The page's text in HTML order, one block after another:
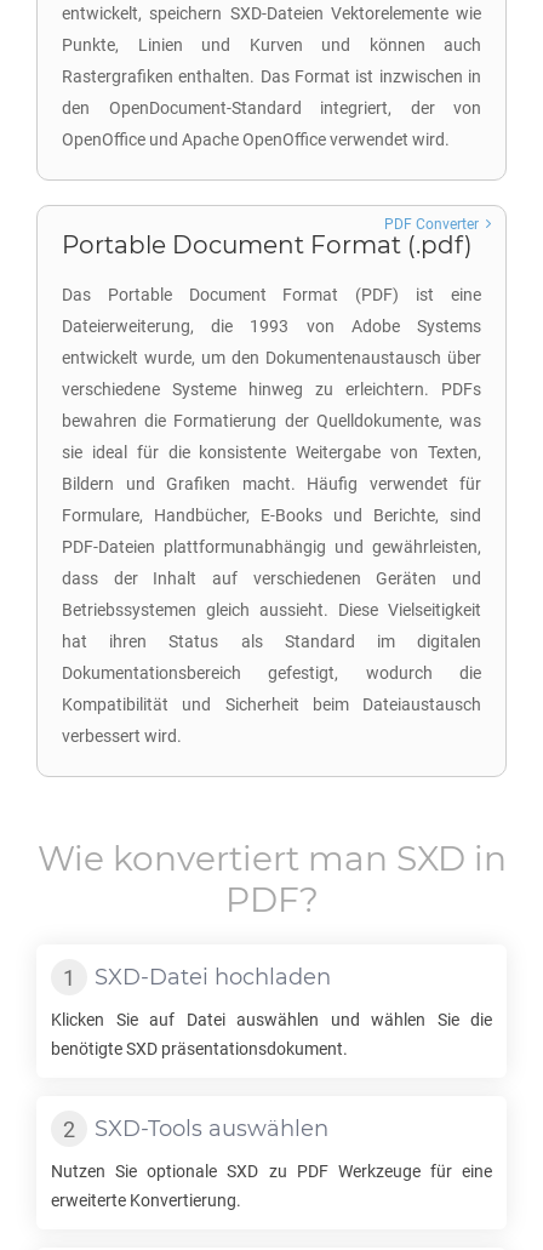
entwickelt, speichern SXD-Dateien Vektorelemente wie
Punkte, Linien und Kurven und können auch
Rastergrafiken enthalten. Das Format ist inzwischen in
den OpenDocument-Standard integriert, der von
OpenOffice und Apache OpenOffice verwendet wird.
Portable Document Format (.pdf)
Das Portable Document Format (PDF) ist eine
Dateierweiterung, die 1993 von Adobe Systems
entwickelt wurde, um den Dokumentenaustausch über
verschiedene Systeme hinweg zu erleichtern. PDFs
bewahren die Formatierung der Quelldokumente, was
sie ideal für die konsistente Weitergabe von Texten,
Bildern und Grafiken macht. Häufig verwendet für
Formulare, Handbücher, E-Books und Berichte, sind
PDF-Dateien plattformunabhängig und gewährleisten,
dass der Inhalt auf verschiedenen Geräten und
Betriebssystemen gleich aussieht. Diese Vielseitigkeit
hat ihren Status als Standard im digitalen
Dokumentationsbereich gefestigt, wodurch die
Kompatibilität und Sicherheit beim Dateiaustausch
verbessert wird.
PDF Converter
Wie konvertiert man SXD in
PDF?
SXD-Datei hochladen
Klicken Sie auf Datei auswählen und wählen Sie die
benötigteSXD präsentationsdokument.
SXD-Tools auswählen
Nutzen Sie optionaleSXD zu PDFWerkzeuge für eine
erweiterte Konvertierung.